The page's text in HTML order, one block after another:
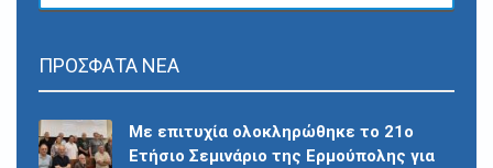
ΠΡΟΣΦΑΤΑ ΝΕΑ
Με επιτυχία ολοκληρώθηκε το 21ο
Ετήσιο Σεμινάριο της Ερμούπολης για